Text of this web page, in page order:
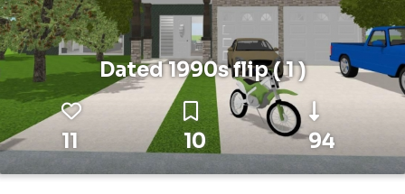
Dated 1990s flip ( 1 )
11 10 94